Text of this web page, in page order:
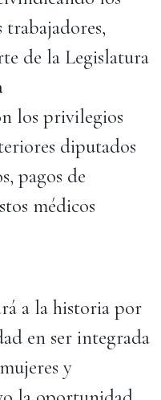
trabajadores,
de la Legislatura
los privilegios
diputados
pagos de
médicos
a la historia por
en ser integrada
y